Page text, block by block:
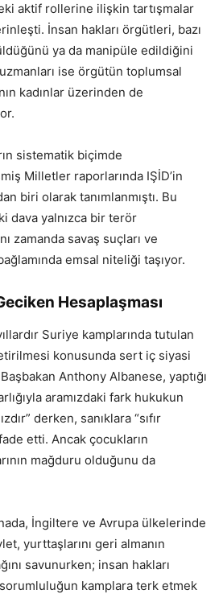
aktif rollerine ilişkin tartışmalar
İnsan hakları örgütleri, bazı
ya da manipüle edildiğini
ise örgütün toplumsal
kadınlar üzerinden de
sistematik biçimde
Milletler raporlarında IŞİD’in
biri olarak tanımlanmıştı. Bu
dava yalnızca bir terör
zamanda savaş suçları ve
emsal niteliği taşıyor.
Hesaplaşması
Suriye kamplarında tutulan
konusunda sert iç siyasi
Anthony Albanese, yaptığı
aramızdaki fark hukukun
derken, sanıklara “sıfır
etti. Ancak çocukların
mağduru olduğunu da
İngiltere ve Avrupa ülkelerinde
yurttaşlarını geri almanın
savunurken; insan hakları
kamplara terk etmek